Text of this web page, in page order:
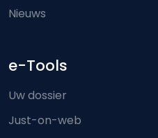
Nieuws
e-Tools
Uw dossier
Just-on-web